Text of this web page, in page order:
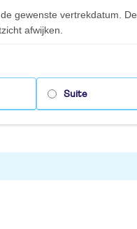
gewenste vertrekdatum. De
afwijken.
Suite